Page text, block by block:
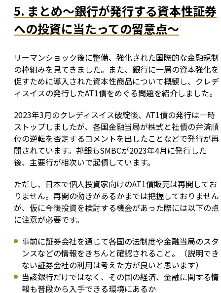
5. まとめ〜銀行が発行する資本性証券
への投資に当たっての留意点〜
リーマンショック後に整備、強化された国際的な金融規制
の枠組みを見てきました。また、銀行に一層の資本強化を
促すために導入された資本性商品について概観し、クレデ
ィスイスの発行したAT1債をめぐる問題を紹介しました。
2023年3月のクレディスイス破綻後、AT1債の発行は一時
ストップしましたが、各国金融当局が株式と社債の弁済順
位の逆転を否定するコメントを出したことなどで発行が再
開されています。邦銀もSMBCが2023年4月に発行した
後、主要行が相次いで起債しています。
ただし、日本で個人投資家向けのAT1債販売は再開してお
りません。再開の動きがあるかまでは把握しておりません
が、仮に今後投資を検討する機会があった際には以下の点
に注意が必要です。
事前に証券会社を通じて各国の法制度や金融当局のスタ
ンスなどの情報をきちんと確認されること。（説明でき
ない証券会社の利用は考えた方が良いと思います）
当該銀行だけではなく、その国の経済、金融に関する情
報も普段から入手できる環境にあるか